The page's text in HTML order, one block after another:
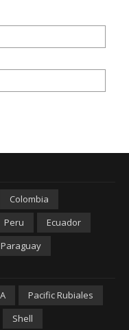
Colombia
Peru
Ecuador
Paraguay
Pacific Rubiales
Shell